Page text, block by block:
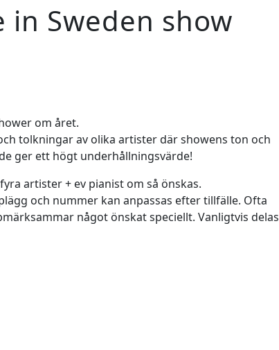
in Sweden show
om året.
tolkningar av olika artister där showens ton och
ger ett högt underhållningsvärde!
artister + ev pianist om så önskas.
och nummer kan anpassas efter tillfälle. Ofta
något önskat speciellt. Vanligtvis delas